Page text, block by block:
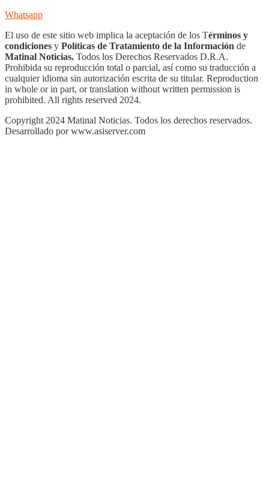
Whatsapp
El uso de este sitio web implica la aceptación de los Términos y
condiciones y Políticas de Tratamiento de la Información de
Matinal Noticias. Todos los Derechos Reservados D.R.A.
Prohibida su reproducción total o parcial, así como su traducción a
cualquier idioma sin autorización escrita de su titular. Reproduction
in whole or in part, or translation without written permission is
prohibited. All rights reserved 2024.
Copyright 2024 Matinal Noticias. Todos los derechos reservados.
Desarrollado por www.asiserver.com